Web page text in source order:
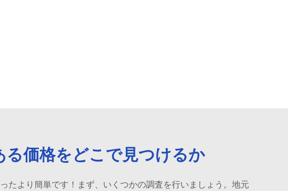
価格をどこで見つけるか
たより簡単です！まず、いくつかの調査を行いましょう。地元